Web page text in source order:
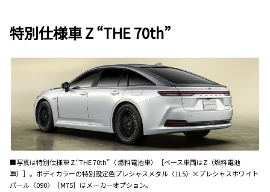
特別仕様車 Z “THE 70th”
■写真は特別仕様車 Z “THE 70th”（ 燃料電池車）［ベース車両はZ（燃料電池
車）］。ボディカラーの特別設定色プレシャスメタル〈1L5〉×プレシャスホワイト
パール〈090〉［M75］はメーカーオプション。